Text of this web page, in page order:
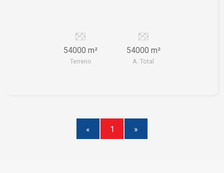
54000 m²
Terreno
54000 m²
A. Total
« 1 »